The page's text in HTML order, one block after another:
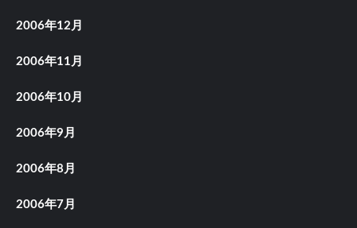
2006年12月
2006年11月
2006年10月
2006年9月
2006年8月
2006年7月